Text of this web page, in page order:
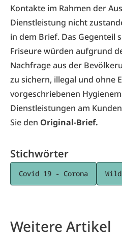
Kontakte im Rahmen der
Dienstleistung nicht
in dem Brief. Das Gegenteil
Friseure würden aufgrund
Nachfrage aus der
zu sichern, illegal und ohne
vorgeschriebenen
Dienstleistungen am
Sie den Original-Brief.
Stichwörter
Covid 19 - Corona
Weitere Artikel